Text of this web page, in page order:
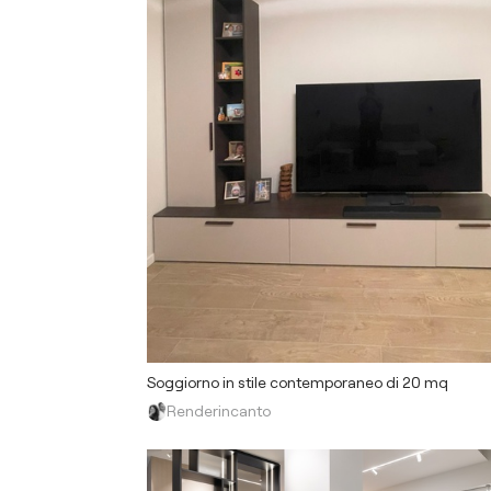
Soggiorno in stile contemporaneo di 20 mq
Renderincanto